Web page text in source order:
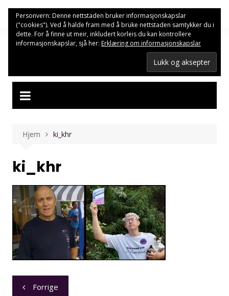
Hopp
innhold
Hjem ki_khr
ki_khr
Innleggsnavigasjon
Forrige
Personvern: Denne nettstaden bruker informasjonskapslar
("cookies"). Ved å halde fram med å bruke nettstaden samtykker du i
dette. For å finne ut meir, inkludert korleis du kan kontrollere
informasjonskapslar, sjå her: Erklæring om informasjonskapslar